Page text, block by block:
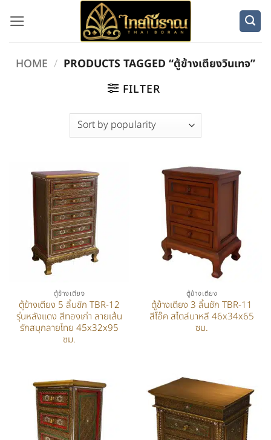
content
HOME / PRODUCTS TAGGED “ตู้ข้างเตียงวินเทจ”
FILTER
ตู้ข้างเตียง
ตู้ข้างเตียง 5 ลิ้นชัก TBR-12
รุ่นหลังแดง สีทองเก่า ลายเส้น
รักสมุกลายไทย 45x32x95
ซม.
ตู้ข้างเตียง
ตู้ข้างเตียง 3 ลิ้นชัก TBR-11
สีโอ๊ค สไตล์บาหลี 46x34x65
ซม.